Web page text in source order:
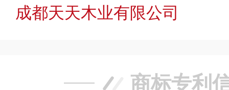
成都天天木业有限公司
商标专利